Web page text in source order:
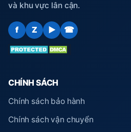
và khu vực lân cận.
f Z ▶ ☎
CHÍNH SÁCH
Chính sách bảo hành
Chính sách vận chuyển